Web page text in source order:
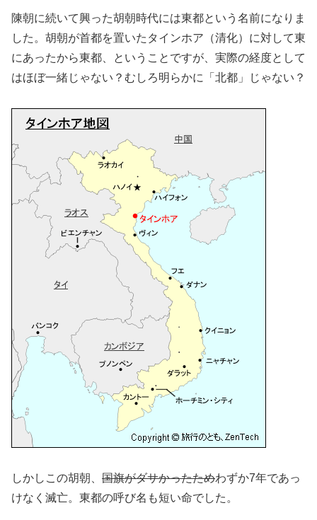
陳朝に続いて興った胡朝時代には東都という名前になりま
した。胡朝が首都を置いたタインホア（清化）に対して東
にあったから東都、ということですが、実際の経度として
はほぼ一緒じゃない？むしろ明らかに「北都」じゃない？
しかしこの胡朝、 国旗がダサかったためわずか7年であっ
けなく滅亡。東都の呼び名も短い命でした。